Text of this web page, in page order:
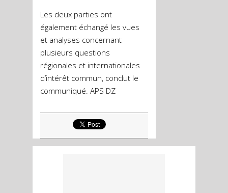
Les deux parties ont
également échangé les vues
et analyses concernant
plusieurs questions
régionales et internationales
d’intérêt commun, conclut le
communiqué. APS DZ